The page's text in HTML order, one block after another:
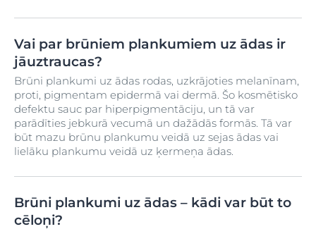
Vai par brūniem plankumiem uz ādas ir
jāuztraucas?
Brūni plankumi uz ādas rodas, uzkrājoties melanīnam,
proti, pigmentam epidermā vai dermā. Šo kosmētisko
defektu sauc par hiperpigmentāciju, un tā var
parādīties jebkurā vecumā un dažādās formās. Tā var
būt mazu brūnu plankumu veidā uz sejas ādas vai
lielāku plankumu veidā uz ķermeņa ādas.
Brūni plankumi uz ādas – kādi var būt to
cēloņi?